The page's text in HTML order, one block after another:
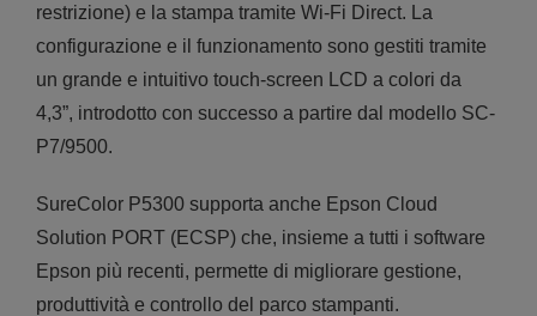
restrizione) e la stampa tramite Wi-Fi Direct. La
configurazione e il funzionamento sono gestiti tramite
un grande e intuitivo touch-screen LCD a colori da
4,3”, introdotto con successo a partire dal modello SC-
P7/9500.
SureColor P5300 supporta anche Epson Cloud
Solution PORT (ECSP) che, insieme a tutti i software
Epson più recenti, permette di migliorare gestione,
produttività e controllo del parco stampanti.